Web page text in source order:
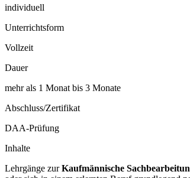
individuell
Unterrichtsform
Vollzeit
Dauer
mehr als 1 Monat bis 3 Monate
Abschluss/Zertifikat
DAA-Prüfung
Inhalte
Lehrgänge zurKaufmännische